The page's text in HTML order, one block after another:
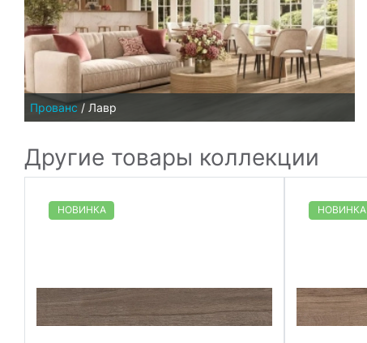
Прованс / Лавр
Другие товары коллекции
НОВИНКА НОВИНКА